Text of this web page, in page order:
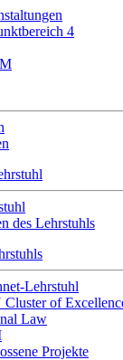
4
des Lehrstuhls
Lehrstuhl
Cluster of
Law
Projekte